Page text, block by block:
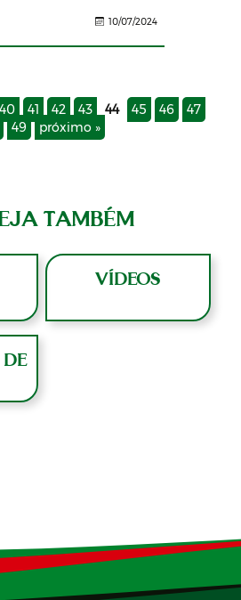
10/07/2024
40 41 42 43 44 45 46
47
49 próximo »
TAMBÉM
VÍDEOS